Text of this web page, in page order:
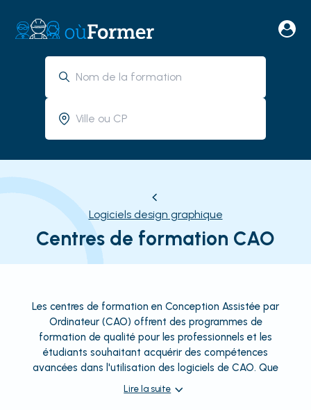
Logiciels design graphique
Centres de formation CAO
Les centres de formation en Conception Assistée par
Ordinateur (CAO) offrent des programmes de
formation de qualité pour les professionnels et les
étudiants souhaitant acquérir des compétences
avancées dans l'utilisation des logiciels de CAO. Que
Lire la suite